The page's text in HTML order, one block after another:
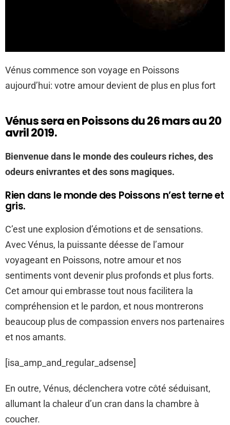
Vénus commence son voyage en Poissons
aujourd’hui: votre amour devient de plus en plus fort
Vénus sera en Poissons du 26 mars au 20
avril 2019.
Bienvenue dans le monde des couleurs riches, des
odeurs enivrantes et des sons magiques.
Rien dans le monde des Poissons n’est terne et
gris.
C’est une explosion d’émotions et de sensations.
Avec Vénus, la puissante déesse de l’amour
voyageant en Poissons, notre amour et nos
sentiments vont devenir plus profonds et plus forts.
Cet amour qui embrasse tout nous facilitera la
compréhension et le pardon, et nous montrerons
beaucoup plus de compassion envers nos partenaires
et nos amants.
[isa_amp_and_regular_adsense]
En outre, Vénus, déclenchera votre côté séduisant,
allumant la chaleur d’un cran dans la chambre à
coucher.